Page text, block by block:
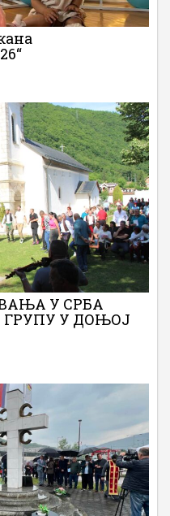
У СРБА
ГРУПУ У ДОЊОЈ